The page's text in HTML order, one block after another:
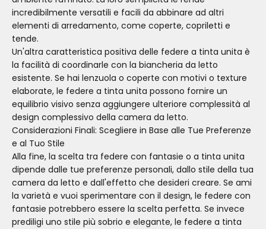
incredibilmente versatili e facili da abbinare ad altri
elementi di arredamento, come coperte, copriletti e
tende.
Un'altra caratteristica positiva delle federe a tinta unita è
la facilità di coordinarle con la biancheria da letto
esistente. Se hai lenzuola o coperte con motivi o texture
elaborate, le federe a tinta unita possono fornire un
equilibrio visivo senza aggiungere ulteriore complessità al
design complessivo della camera da letto.
Considerazioni Finali: Scegliere in Base alle Tue Preferenze
e al Tuo Stile
Alla fine, la scelta tra federe con fantasie o a tinta unita
dipende dalle tue preferenze personali, dallo stile della tua
camera da letto e dall'effetto che desideri creare. Se ami
la varietà e vuoi sperimentare con il design, le federe con
fantasie potrebbero essere la scelta perfetta. Se invece
prediligi uno stile più sobrio e elegante, le federe a tinta